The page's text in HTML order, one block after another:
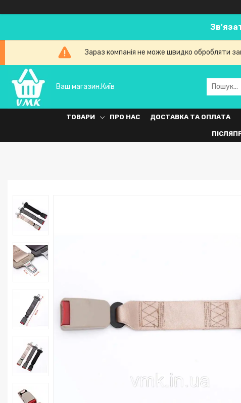
Зараз компанія не може швидко обробляти
Ваш магазин.Київ
ТОВАРИ ПРО НАС ДОСТАВКА ТА ОПЛАТА